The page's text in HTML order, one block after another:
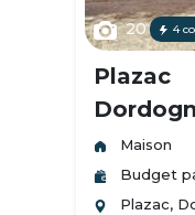
20 4
Plazac
Maison
Budget
Plazac,